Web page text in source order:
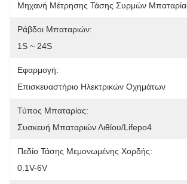
Μηχανή Μέτρησης Τάσης Συρμών
Ράβδοι Μπαταριών:
1S ~ 24S
Εφαρμογή:
Επισκευαστήριο Ηλεκτρικών Οχημάτων
Τύπος Μπαταρίας:
Συσκευή Μπαταριών Λιθίου/Lifepo4
Πεδίο Τάσης Μεμονωμένης Χορδής:
0.1V-6V